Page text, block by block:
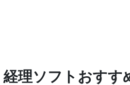
経理ソフトおす